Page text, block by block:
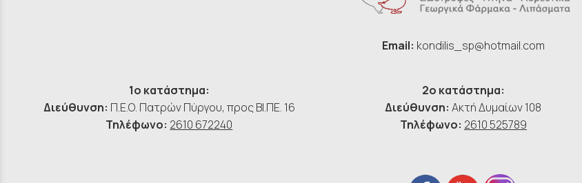
Email: kondilis_sp@hotmail.com
1ο κατάστημα:
Διεύθυνση: Π.Ε.Ο. Πατρών Πύργου, προς ΒΙ.ΠΕ. 16
Τηλέφωνο: 2610 672240
2ο κατάστημα:
Διεύθυνση:Ακτή Δυμαίων 108
Τηλέφωνο: 2610 525789